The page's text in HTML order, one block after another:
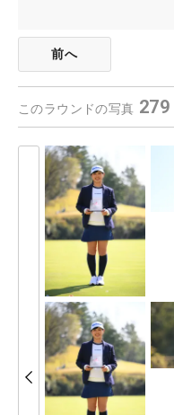
前へ
このラウンドの写真 279